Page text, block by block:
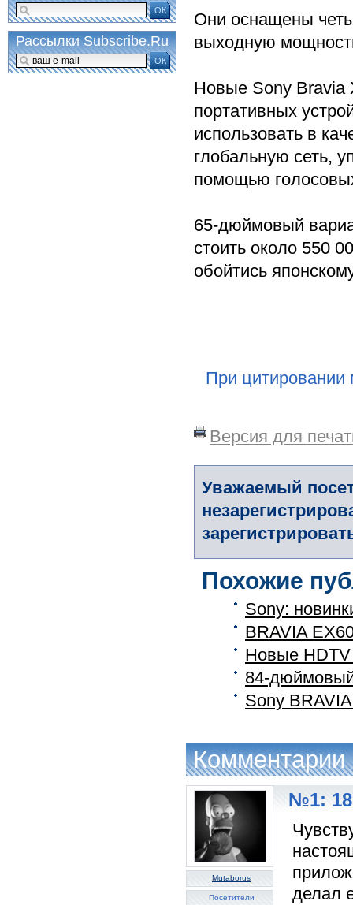
Они оснащены
выходную
Новые Sony Bravia
портативных
использовать в
глобальную сеть,
помощью
65-дюймовый
стоить около 550
обойтись
При цитировании
Версия для
Уважаемый
Похожие
Sony:
BRAVIA
Новые
84-
Sony
Комментарии
Mutaborus
Посетители
№1: 18
делал
ОК
Рассылки Subscribe.Ru
ОК